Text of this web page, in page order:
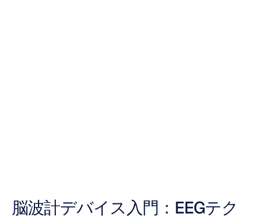
脳波計デバイス入門：EEGテク